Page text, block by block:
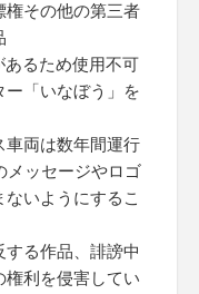
その他の第三者
るため使用不可
「いなぼう」を
両は数年間運行
メッセージやロゴ
いようにするこ
る作品、誹謗中
利を侵害してい